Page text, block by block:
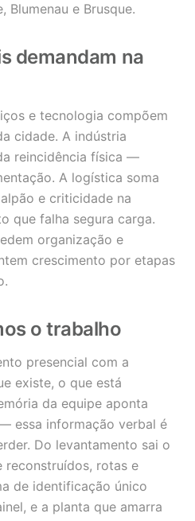
Blumenau e Brusque.
demandam na
e tecnologia compõem
cidade. A indústria
reincidência física —
A logística soma
e criticidade na
que falha segura carga.
organização e
crescimento por etapas
o trabalho
presencial com a
existe, o que está
da equipe aponta
essa informação verbal é
Do levantamento sai o
reconstruídos, rotas e
de identificação único
e a planta que amarra